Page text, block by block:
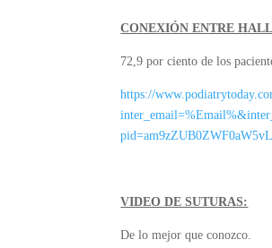
CONEXIÓN ENTRE
72,9 por ciento de los
https://
VIDEO DE SUTURAS:
De lo mejor que conozco.